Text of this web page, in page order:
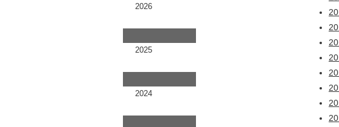
2026
2025
2024